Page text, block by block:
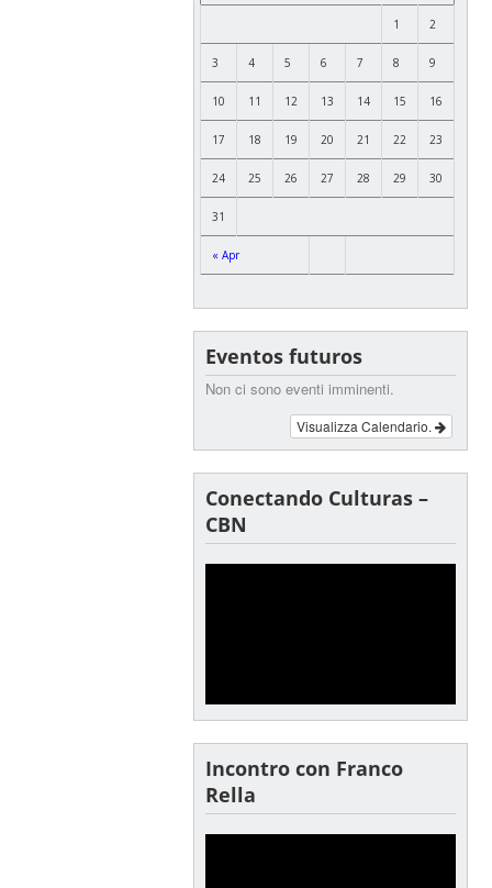
« Apr
1 2
3 4 5 6 7 8 9
10 11 12 13 14 15 16
17 18 19 20 21 22 23
24 25 26 27 28 29 30
31
Eventos futuros
Non ci sono eventi imminenti.
Visualizza Calendario.
Conectando Culturas –
CBN
Incontro con Franco
Rella